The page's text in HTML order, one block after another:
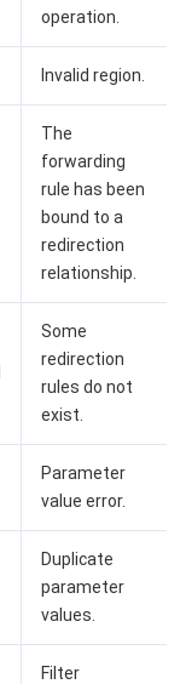
operation.
Invalid region.
The
forwarding
rule has been
bound to a
redirection
relationship.
Some
redirection
rules do not
exist.
Parameter
value error.
Duplicate
parameter
values.
Filter